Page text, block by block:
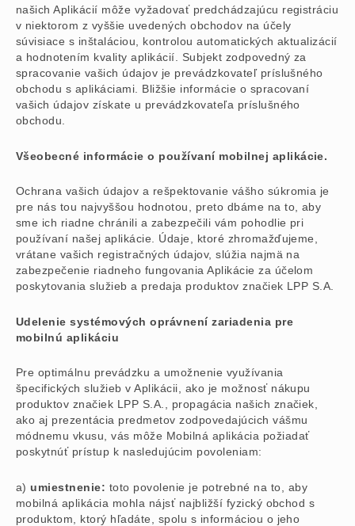
našich Aplikácií môže vyžadovať predchádzajúcu registráciu
v niektorom z vyššie uvedených obchodov na účely
súvisiace s inštaláciou, kontrolou automatických aktualizácií
a hodnotením kvality aplikácií. Subjekt zodpovedný za
spracovanie vašich údajov je prevádzkovateľ príslušného
obchodu s aplikáciami. Bližšie informácie o spracovaní
vašich údajov získate u prevádzkovateľa príslušného
obchodu.
Všeobecné informácie o používaní mobilnej aplikácie.
Ochrana vašich údajov a rešpektovanie vášho súkromia je
pre nás tou najvyššou hodnotou, preto dbáme na to, aby
sme ich riadne chránili a zabezpečili vám pohodlie pri
používaní našej aplikácie. Údaje, ktoré zhromažďujeme,
vrátane vašich registračných údajov, slúžia najmä na
zabezpečenie riadneho fungovania Aplikácie za účelom
poskytovania služieb a predaja produktov značiek LPP S.A.
Udelenie systémových oprávnení zariadenia pre
mobilnú aplikáciu
Pre optimálnu prevádzku a umožnenie využívania
špecifických služieb v Aplikácii, ako je možnosť nákupu
produktov značiek LPP S.A., propagácia našich značiek,
ako aj prezentácia predmetov zodpovedajúcich vášmu
módnemu vkusu, vás môže Mobilná aplikácia požiadať
poskytnúť prístup k nasledujúcim povoleniam:
a) umiestnenie: toto povolenie je potrebné na to, aby
mobilná aplikácia mohla nájsť najbližší fyzický obchod s
produktom, ktorý hľadáte, spolu s informáciou o jeho